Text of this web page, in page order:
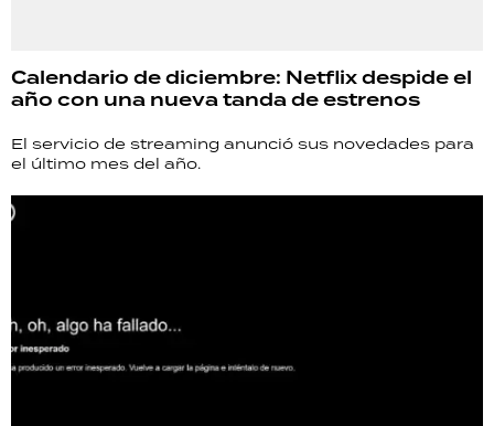
Calendario de diciembre: Netflix despide el
año con una nueva tanda de estrenos
El servicio de streaming anunció sus novedades para
el último mes del año.